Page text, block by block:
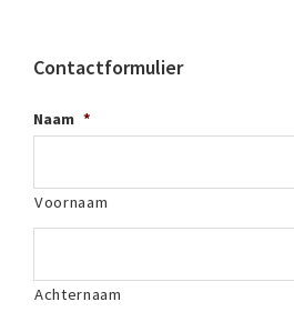
Contactformulier
Naam *
Voornaam
Achternaam